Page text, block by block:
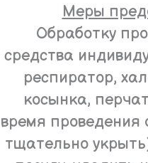
Меры
Обработку
средства
респиратор,
косынка,
время проведения
тщательно